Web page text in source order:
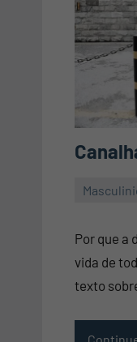
Por que a
vida de
texto